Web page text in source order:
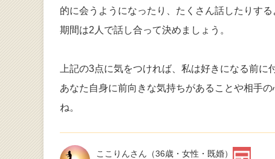
的に会うようになったり、たくさん話したりす
期間は2人で話し合って決めましょう。
上記の3点に気をつければ、私は好きになる前
あなた自身に前向きな気持ちがあることや相手
ね。
ここりんさん （36歳・女性・既婚）